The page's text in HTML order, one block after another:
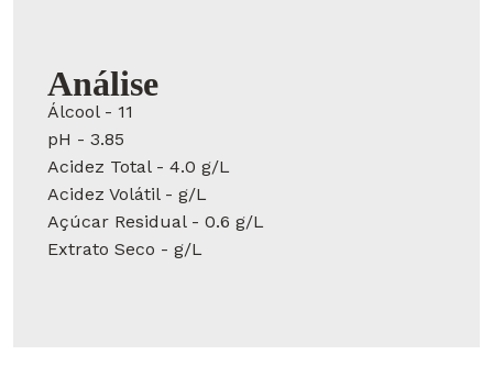
Análise
Álcool - 11
pH - 3.85
Acidez Total - 4.0 g/L
Acidez Volátil - g/L
Açúcar Residual - 0.6 g/L
Extrato Seco - g/L